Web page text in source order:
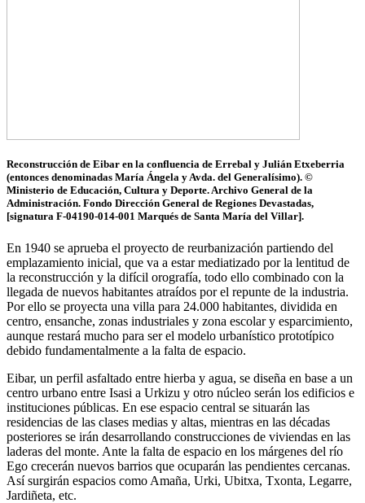
Reconstrucción de Eibar en la confluencia de Errebal y Julián Etxeberria
(entonces denominadas María Ángela y Avda. del Generalísimo). ©
Ministerio de Educación, Cultura y Deporte. Archivo General de la
Administración. Fondo Dirección General de Regiones Devastadas,
[signatura F-04190-014-001 Marqués de Santa María del Villar].
En 1940 se aprueba el proyecto de reurbanización partiendo del
emplazamiento inicial, que va a estar mediatizado por la lentitud de
la reconstrucción y la difícil orografía, todo ello combinado con la
llegada de nuevos habitantes atraídos por el repunte de la industria.
Por ello se proyecta una villa para 24.000 habitantes, dividida en
centro, ensanche, zonas industriales y zona escolar y esparcimiento,
aunque restará mucho para ser el modelo urbanístico prototípico
debido fundamentalmente a la falta de espacio.
Eibar, un perfil asfaltado entre hierba y agua, se diseña en base a un
centro urbano entre Isasi a Urkizu y otro núcleo serán los edificios e
instituciones públicas. En ese espacio central se situarán las
residencias de las clases medias y altas, mientras en las décadas
posteriores se irán desarrollando construcciones de viviendas en las
laderas del monte. Ante la falta de espacio en los márgenes del río
Ego crecerán nuevos barrios que ocuparán las pendientes cercanas.
Así surgirán espacios como Amaña, Urki, Ubitxa, Txonta, Legarre,
Jardiñeta, etc.